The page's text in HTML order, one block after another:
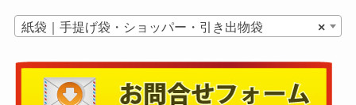
×
紙袋｜手提げ袋・ショッパー・引き出物袋